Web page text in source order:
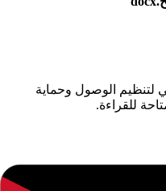
لتنظيم الوصول وحماية
للقراءة.